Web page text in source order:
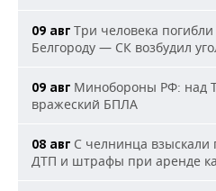
09 авг Три человека
Белгороду — СК возбудил
09 авг Минобороны РФ: над
вражеский БПЛА
08 авг С челнинца взыскали
ДТП и штрафы при аренде